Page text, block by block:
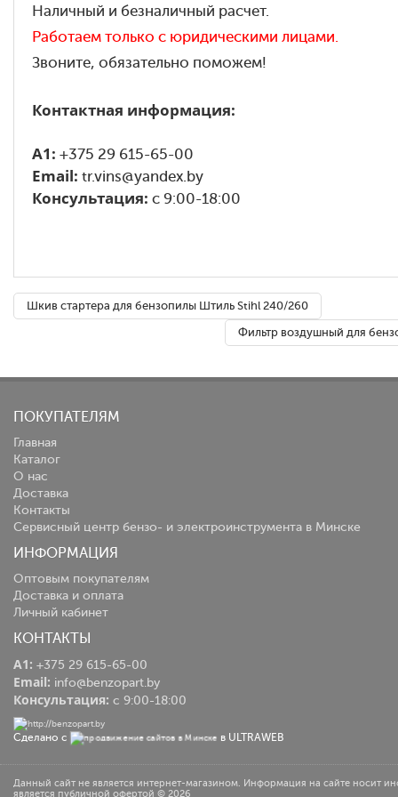
Наличный и безналичный расчет.
Работаем только с юридическими лицами.
Звоните, обязательно поможем!
Контактная информация:
A1: +375 29 615-65-00
Email: tr.vins@yandex.by
Консультация: с 9:00-18:00
Шкив стартера для бензопилы Штиль Stihl 240/260
Фильтр воздушный для
ПОКУПАТЕЛЯМ
Главная
Каталог
О нас
Доставка
Контакты
Сервисный центр бензо- и электроинструмента в Минске
ИНФОРМАЦИЯ
Оптовым покупателям
Доставка и оплата
Личный кабинет
КОНТАКТЫ
A1: +375 29 615-65-00
Email: info@benzopart.by
Консультация: с 9:00-18:00
Сделано с в ULTRAWEB
Данный сайт не является интернет-магазином. Информация на сайте носит
является публичной офертой © 2026